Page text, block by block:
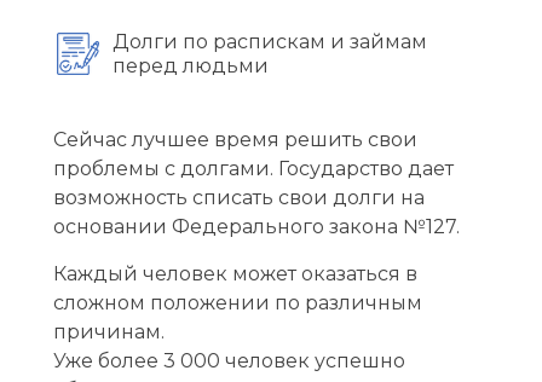
Каждый человек может оказаться в
сложном положении по различным
причинам.
Уже более 3 000 человек успешно
Долги по распискам и займам
перед людьми
Сейчас лучшее время решить свои
проблемы с долгами. Государство дает
возможность списать свои долги на
основании Федерального закона №127.